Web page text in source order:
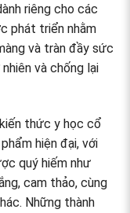
riêng cho các
phát triển nhằm
và tràn đầy sức
và chống lại
thức y học cổ
hiện đại, với
quý hiếm như
cam thảo, cùng
Những thành